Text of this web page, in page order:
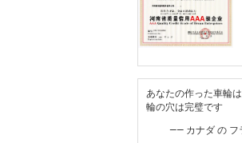
あなたの作った車輪
輪の穴は完璧です
—— カナダ の フ